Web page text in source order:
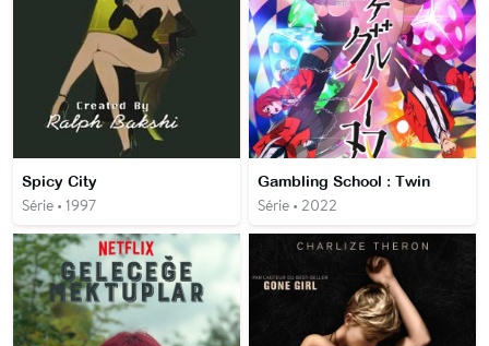
Spicy City
Série • 1997
Gambling School : Twin
Série • 2022